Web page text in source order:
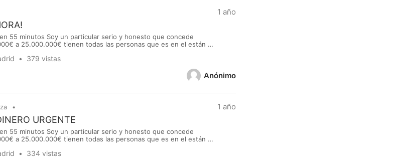
Anónimo
1 año
55 minutos Soy un particular serio y honesto que concede
a 25.000.000€ tienen todas las personas que es en el están a
Le ruego que uste...
379 vistas
1 año
URGENTE
55 minutos Soy un particular serio y honesto que concede
a 25.000.000€ tienen todas las personas que es en el están a
Le ruego que uste...
334 vistas